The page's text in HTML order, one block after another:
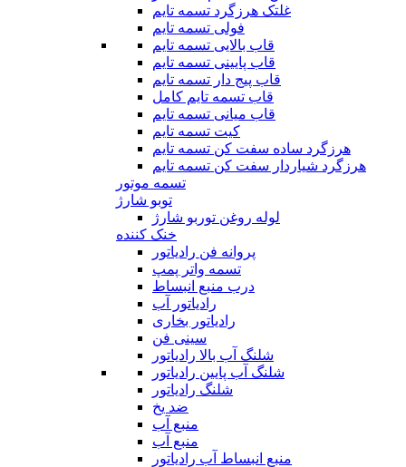
غلتک هرزگرد تسمه تایم
فولی تسمه تایم
قاب بالایی تسمه تایم
قاب پایینی تسمه تایم
قاب پیج دار تسمه تایم
قاب تسمه تایم کامل
قاب میانی تسمه تایم
کیت تسمه تایم
هرزگرد ساده سفت کن تسمه تایم
هرزگرد شیاردار سفت کن تسمه تایم
تسمه موتور
توبو شارژ
لوله روغن توربو شارژ
خنک کننده
پروانه فن رادیاتور
تسمه واتر پمپ
درب منبع انبساط
رادیاتور آب
رادیاتور بخاری
سینی فن
شلنگ آب بالا رادیاتور
شلنگ آب پایین رادیاتور
شلنگ رادیاتور
ضد یخ
منبع آب
منبع آب
منبع انبساط آب رادیاتور